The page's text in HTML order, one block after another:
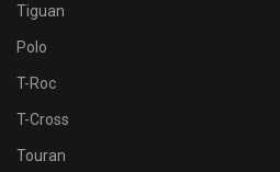
Tiguan
Polo
T-Roc
T-Cross
Touran